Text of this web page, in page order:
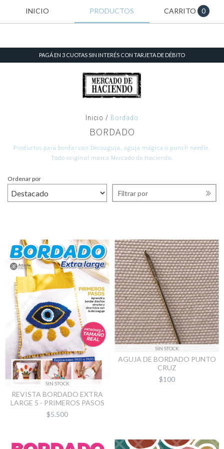
INICIO PRODUCTOS CARRITO 0
PAGÁ EN 3 CUOTAS SIN INTERÉS CON TARJETA DE DÉBITO
Inicio / Bordado
BORDADO
Productos para bordar con Decoaguja, aguja mágica o punch needle.
Todo original marca Mercado de Haciendo.
Ordenar por
Filtrar por
SIN STOCK
REVISTA BORDADO EXTRA
LARGE 5 - PRIMEROS PASOS
$5.500
SIN STOCK
AGUJA DE BORDADO PUNTO
CRUZ
$100